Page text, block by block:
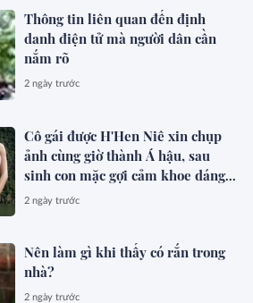
Thông tin liên quan đến định
danh điện tử mà người dân cần
nắm rõ
2 ngày trước
Cô gái được H'Hen Niê xin chụp
ảnh cùng giờ thành Á hậu, sau
sinh con mặc gợi cảm khoe dáng
đẹp mê
2 ngày trước
Nên làm gì khi thấy có rắn trong
nhà?
2 ngày trước